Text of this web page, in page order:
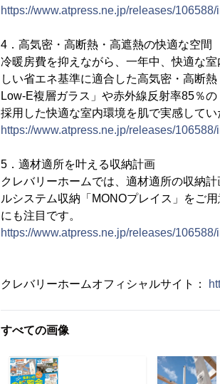
https://www.atpress.ne.jp/releases/
4．高気密・高断熱・高遮熱の快適な空間
冷暖房費を抑えながら、一年中、快適な
しい省エネ基準に適合した高気密・高断
Low-E複層ガラス」や赤外線反射率85％
採用した快適な室内環境を肌で実感してい
https://www.atpress.ne.jp/releases/
5．適材適所を叶える収納計画
クレバリーホームでは、適材適所の収納
ルシステム収納「MONOプレイス」をご
にも注目です。
https://www.atpress.ne.jp/releases/
クレバリーホームオフィシャルサイト：
すべての画像